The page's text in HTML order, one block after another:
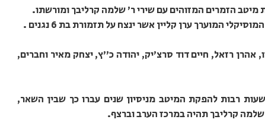
הזמרים המזוהים עם שירי ר' שלמה קרליבך ומורשתו.
המוערך ערן קליין אשר ינצח על תזמורת בת 6 נגנים .
אהרן רזאל, חיים דוד סרצ'יק, יהודה כ"ץ, יצחק מאיר וחברים,
רבות להפקת המיטב מניסיון שנים עברו כך שבין השאר,
קרליבך תהיה במרכז הערב וברצף.